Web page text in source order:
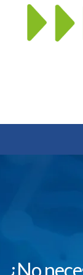
El
deberán
12 meses.
¿No